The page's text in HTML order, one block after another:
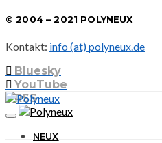
© 2004 – 2021 POLYNEUX
Kontakt: info (at) polyneux.de
Bluesky
YouTube
RSS
NEUX